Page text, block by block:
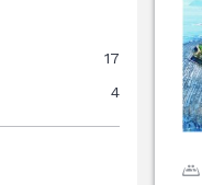
17
4